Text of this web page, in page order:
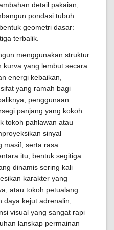
detail pakaian,
pondasi tubuh
geometri dasar:
terbalik.
menggunakan struktur
kurva yang lembut secara
energi kebaikan,
yang ramah bagi
penggunaan
panjang yang kokoh
tokoh pahlawan atau
sinyal
masif, serta rasa
itu, bentuk segitiga
dinamis sering kali
karakter yang
atau tokoh petualang
kejut adrenalin,
visual yang sangat rapi
lanskap permainan